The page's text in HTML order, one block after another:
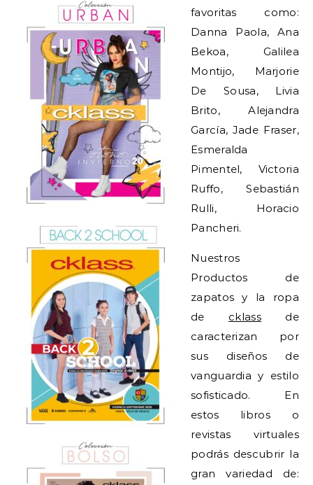
favoritas como:
Danna Paola, Ana
Bekoa, Galilea
Montijo, Marjorie
De Sousa, Livia
Brito, Alejandra
García, Jade Fraser,
Esmeralda
Pimentel, Victoria
Ruffo, Sebastián
Rulli, Horacio
Pancheri.
Nuestros
Productos de
zapatos y la ropa
de cklassde
caracterizan por
sus diseños de
vanguardia y estilo
sofisticado. En
estos libros o
revistas virtuales
podrás descubrir la
gran variedad de: